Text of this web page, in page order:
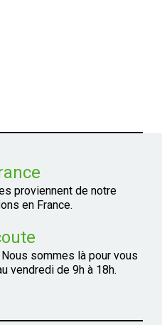
proviennent de notre
en France.
sommes là pour vous
vendredi de 9h à 18h.